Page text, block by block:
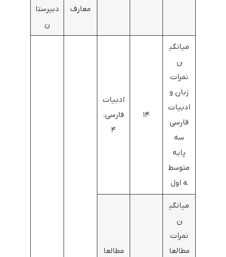
معارف
دبیرستا
ن
میانگی
ن
نمرات
زبان و
ادبیات
فارسی
سه
پایه
متوسط
ه اول
۱۴
ادبیات
فارسی:
۴
میانگی
ن
نمرات
مطالعا
مطالعا